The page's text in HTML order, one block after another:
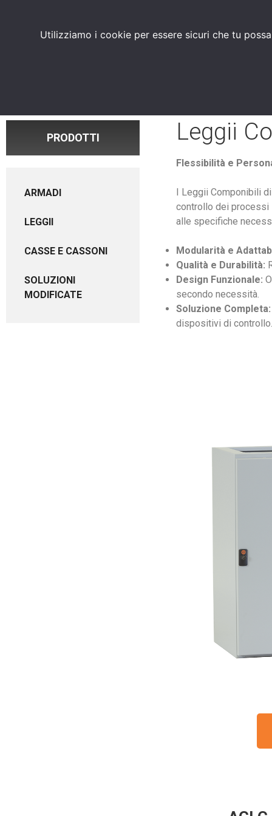
PRODOTTI CHI SIAMO
PRODOTTI
ARMADI
LEGGII
CASSE E CASSONI
SOLUZIONI
MODIFICATE
Leggii
Flessibilità e
I Leggii Componibili
controllo dei processi
alle specifiche
Modularità e
Qualità e Durabilità:
Design Funzionale:
secondo necessità.
Soluzione Completa:
dispositivi di
Utilizziamo i cookie per essere sicuri che tu